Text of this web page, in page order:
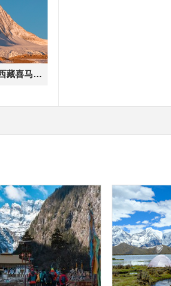
【喜马拉雅】巡游西藏喜马拉雅边境线8日游·越野车团